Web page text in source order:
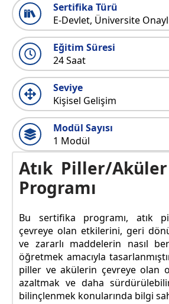
Sertifika Türü
E-Devlet, Üniversite
Eğitim Süresi
24 Saat
Seviye
Kişisel Gelişim
Modül Sayısı
1 Modül
Atık Piller/
Programı
Bu sertifika programı, atık
çevreye olan etkilerini, geri
ve zararlı maddelerin nasıl
öğretmek amacıyla
piller ve akülerin çevreye olan
azaltmak ve daha
bilinçlenmek konularında bilgi